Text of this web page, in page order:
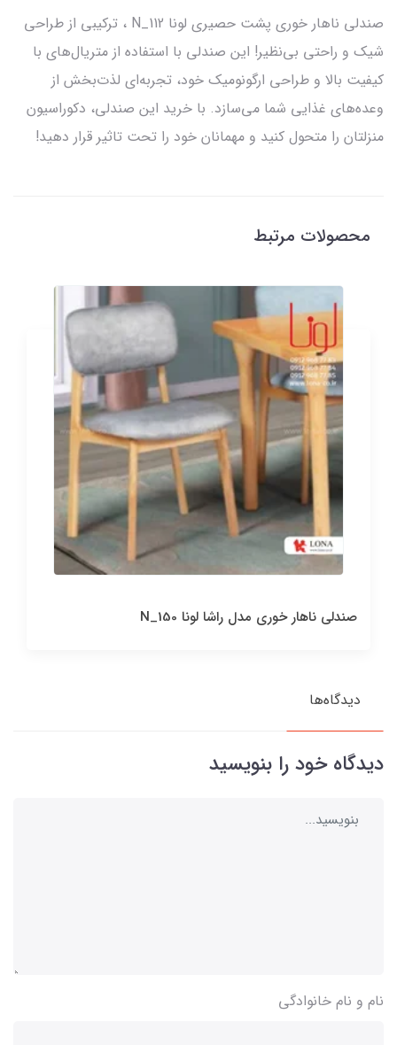
صندلی ناهار خوری پشت حصیری لونا N_112 ، ترکیبی از طراحی
شیک و راحتی بی‌نظیر! این صندلی با استفاده از متریال‌های با
کیفیت بالا و طراحی ارگونومیک خود، تجربه‌ای لذت‌بخش از
وعده‌های غذایی شما می‌سازد. با خرید این صندلی، دکوراسیون
منزلتان را متحول کنید و مهمانان خود را تحت تاثیر قرار دهید!
محصولات مرتبط
صندلی ناهار خوری مدل راشا لونا N_150
دیدگاه‌ها
دیدگاه خود را بنویسید
نام و نام خانوادگی